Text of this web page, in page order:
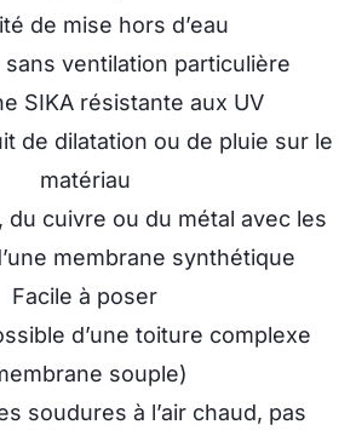
de mise hors d’eau
ventilation particulière
SIKA résistante aux UV
de dilatation ou de pluie sur le
matériau
du cuivre ou du métal avec les
membrane synthétique
Facile à poser
d’une toiture complexe
souple)
soudures à l’air chaud, pas